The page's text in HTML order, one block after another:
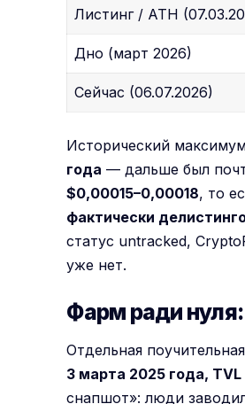
Листинг / ATH
Дно (март 2026)
Сейчас (06.07.2026)
Исторический
года — дальше был
$0,00015–0,00018, то
фактически
статус untracked,
уже нет.
Фарм ради
Отдельная
3 марта 2025 года,
снапшот»: люди